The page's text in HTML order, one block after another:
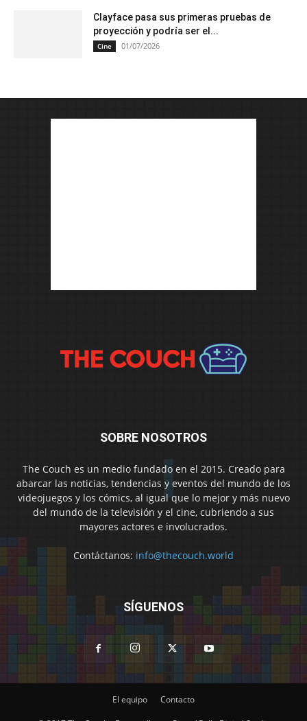
Clayface pasa sus primeras pruebas de
proyección y podría ser el...
Cine 01/07/2026
SOBRE NOSOTROS
The Couch es un medio fundado en el 2015. Creado para
abarcar las noticias, tendencias y eventos del mundo de los
videojuegos y los cómics, al igual que lo mejor y más nuevo
del mundo de la televisión y el cine, cubriendo a sus
mayores actores e involucrados.
Contáctanos: info@thecouch.world
SÍGUENOS
El equipo Contacto